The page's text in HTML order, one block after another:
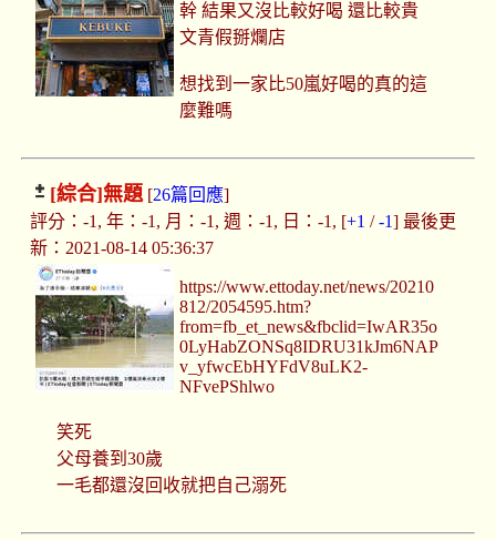
幹 結果又沒比較好喝 還比較貴
文青假掰爛店
想找到一家比50嵐好喝的真的這
麼難嗎
[綜合]無題[26篇回應]
評分：-1, 年：-1, 月：-1, 週：-1, 日：-1, [+1 /-1] 最後更
新：2021-08-14 05:36:37
https://www.ettoday.net/news/20210
812/2054595.htm?
from=fb_et_news&fbclid=IwAR35o
0LyHabZONSq8IDRU31kJm6NAP
v_yfwcEbHYFdV8uLK2-
NFvePShlwo
笑死
父母養到30歲
一毛都還沒回收就把自己溺死